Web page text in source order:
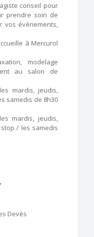
conseil pour
prendre soin de
vos évènements,
à Mercurol
modelage
au salon de
mardis, jeudis,
samedis de 8h30
mardis, jeudis,
/ les samedis
Devès